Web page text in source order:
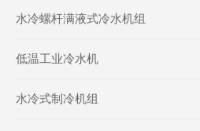
水冷螺杆满液式冷水机组
低温工业冷水机
水冷式制冷机组